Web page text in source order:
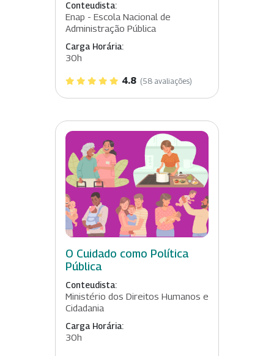
Conteudista:
Enap - Escola Nacional de
Administração Pública
Carga Horária:
30h
4.8 (58 avaliações)
O Cuidado como Política
Pública
Conteudista:
Ministério dos Direitos Humanos e
Cidadania
Carga Horária:
30h